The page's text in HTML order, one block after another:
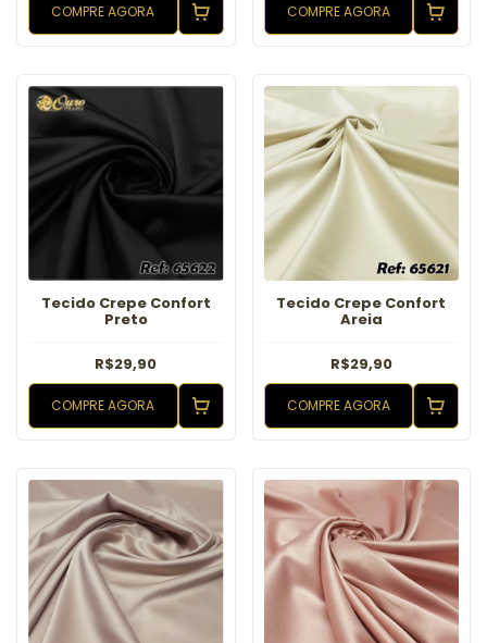
COMPRE AGORA COMPRE AGORA
Tecido Crepe Confort
Preto
R$29,90
COMPRE AGORA
Tecido Crepe Confort
Areia
R$29,90
COMPRE AGORA